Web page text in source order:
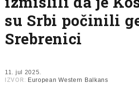
Informer Slavko Ćuruvija
su Srbi počinili
Srebrenici
11. jul 2025.
IZVOR: European Western Balkans